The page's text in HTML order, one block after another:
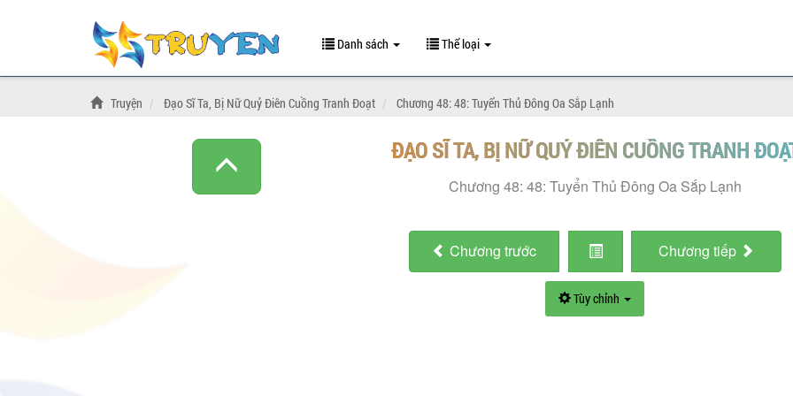
Danh sách Thể loại
Truyện Đạo Sĩ Ta, Bị Nữ Quỷ Điên Cuồng Tranh Đoạt Chương 48: 48: Tuyển Thủ Đông Oa Sắp Lạnh
ĐẠO SĨ TA, BỊ NỮ QUỶ ĐIÊN CUỒNG TRANH
Chương 48: 48: Tuyển Thủ Đông Oa Sắp Lạnh
Chương trước Chương tiếp
Tùy chỉnh